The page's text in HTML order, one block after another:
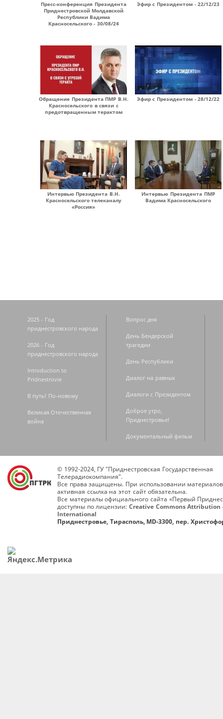
Пресс-конференция Президента
Приднестровской Молдавской
Республики Вадима
Красносельского - 30/08/24
Эфир с Президентом - 22/12/23
Обращение Президента ПМР В.Н.
Красносельского в связи с
предотвращенным терактом
Эфир с Президентом - 28/12/22
Интервью Президента В.Н.
Красносельского телеканалу
«Россия»
Интервью Президента ПМР
Вадима Красносельского
2025 - Год
приднестровского народа
2026 - Год
приднестровского народа
Introduction to
Pridnestrovie
В путь! По-новому
Великая Отечественная
война
Вопрос дня
День Бендерской
трагедии
День Республики
Диалог на равных
Диалоги с Президентом
Доброе утро,
Приднестровье!
Документальный фильм
© 1992-2024, ГУ "Приднестровская Государственная
Телерадиокомпания".
Все права защищены. При использовании
активная ссылка на этот сайт обязательна.
Все материалы официального сайта «Первый
доступны по лицензии: Creative Commons Attribution
International
Приднестровье, Тирасполь, MD-3300, пер.